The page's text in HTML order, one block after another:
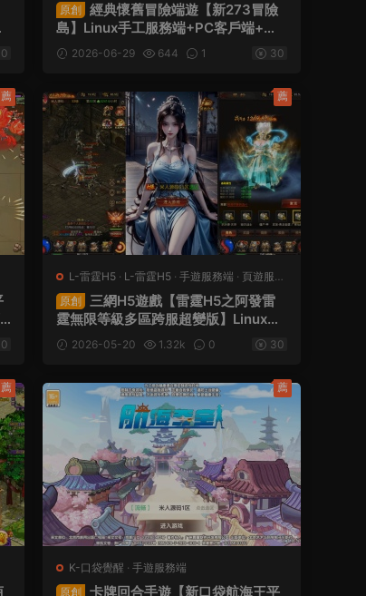
原創
經典懷舊冒險端遊【新273冒險
島】Linux手工服務端+PC客戶端+登
錄器+管理後台+網頁注冊+視頻架設教
程
2026-06-29 644 1 30
薦
L-雷霆H5 · L-雷霆H5 · 手遊服務端 · 頁遊服務
端
原創
三網H5遊戲【雷霆H5之阿發雷
霆無限等級多區跨服超變版】Linux手
工服務端+管理後台+GM分級授權後台
+簡易安卓客戶端+視頻架設教程
2026-05-20 1.32k 0 30
薦
薦
K-口袋覺醒 · 手遊服務端
原創
卡牌回合手遊【新口袋航海王平
薦